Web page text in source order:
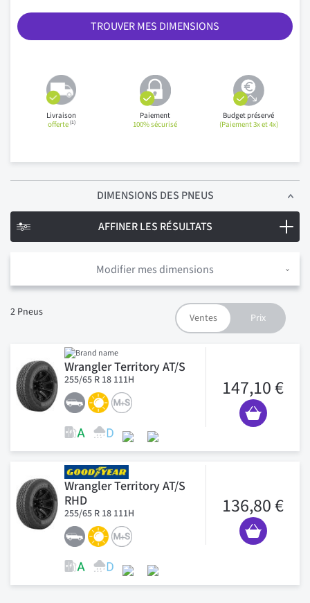
TROUVER MES DIMENSIONS
Livraison
offerte(1)
Paiement
100% sécurisé
Budget préservé
(Paiement 3x et 4x)
DIMENSIONS DES PNEUS
Modifier mes dimensions
2 Pneus
Wrangler Territory AT/S
255/65 R 18 111H 147,10 €
Wrangler Territory AT/S
RHD
255/65 R 18 111H 136,80 €
AFFINER LES RÉSULTATS